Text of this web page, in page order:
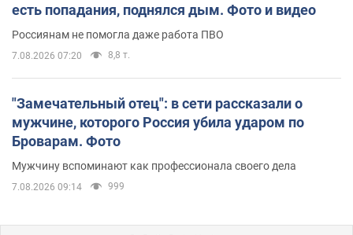
есть попадания, поднялся дым. Фото и видео
Россиянам не помогла даже работа ПВО
7.08.2026 07:20 8,8 т.
"Замечательный отец": в сети рассказали о
мужчине, которого Россия убила ударом по
Броварам. Фото
Мужчину вспоминают как профессионала своего дела
7.08.2026 09:14 999